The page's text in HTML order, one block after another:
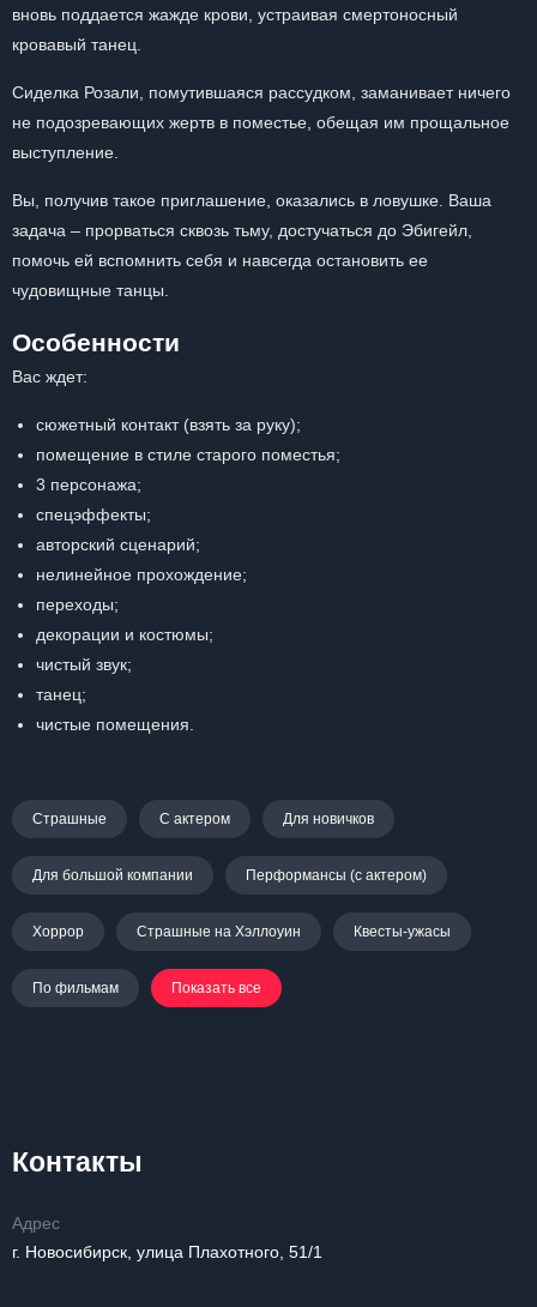
вновь поддается жажде крови, устраивая смертоносный
кровавый танец.
Сиделка Розали, помутившаяся рассудком, заманивает ничего
не подозревающих жертв в поместье, обещая им прощальное
выступление.
Вы, получив такое приглашение, оказались в ловушке. Ваша
задача – прорваться сквозь тьму, достучаться до Эбигейл,
помочь ей вспомнить себя и навсегда остановить ее
чудовищные танцы.
Особенности
Вас ждет:
сюжетный контакт (взять за руку);
помещение в стиле старого поместья;
3 персонажа;
спецэффекты;
авторский сценарий;
нелинейное прохождение;
переходы;
декорации и костюмы;
чистый звук;
танец;
чистые помещения.
Страшные С актером Для новичков
Для большой компании Перформансы (с актером)
Хоррор Страшные на Хэллоуин Квесты-ужасы
По фильмам Показать все
Контакты
Адрес
г. Новосибирск, улица Плахотного, 51/1